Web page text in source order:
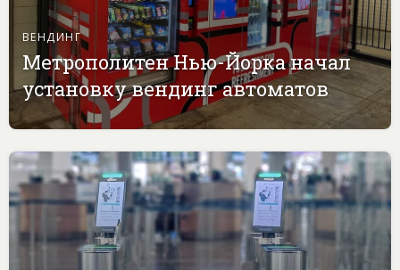
ВЕНДИНГ
Метрополитен Нью-Йорка начал
установку вендинг автоматов